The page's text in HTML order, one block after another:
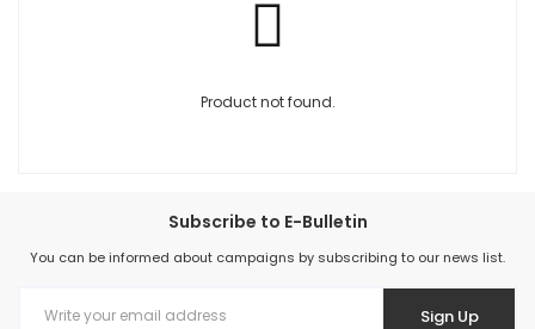
Product not found.
Subscribe to E-Bulletin
You can be informed about campaigns by subscribing to our news list.
Sign Up